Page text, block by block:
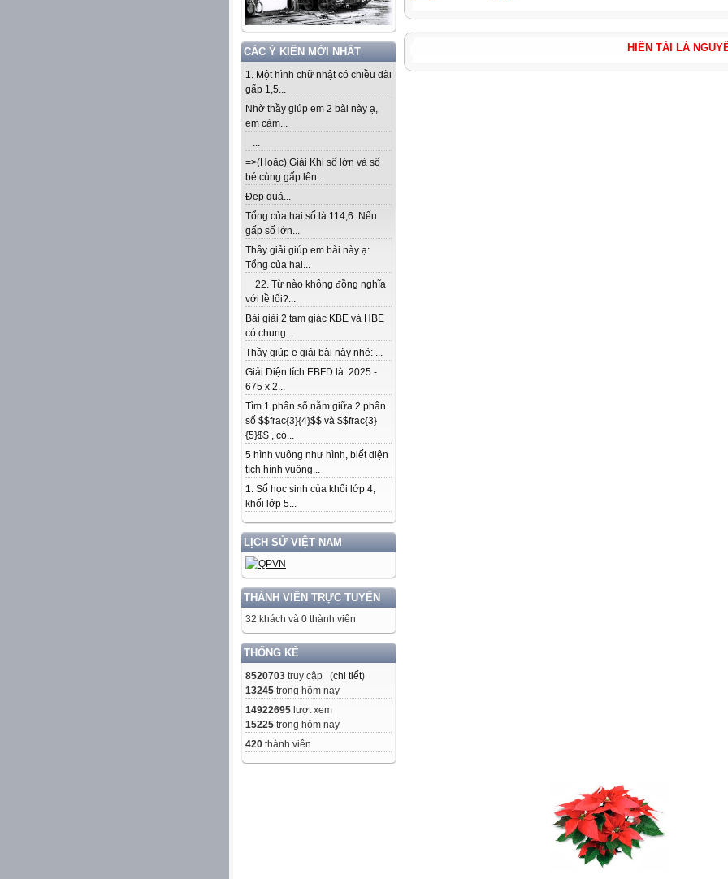
CÁC Ý KIẾN MỚI NHẤT
1. Một hình chữ nhật có chiều dài
gấp 1,5...
Nhờ thầy giúp em 2 bài này ạ,
em cảm...
...
=>(Hoặc) Giải Khi số lớn và số
bé cùng gấp lên...
Đẹp quá...
Tổng của hai số là 114,6. Nếu
gấp số lớn...
Thầy giải giúp em bài này ạ:
Tổng của hai...
22. Từ nào không đồng nghĩa
với lề lối?...
Bài giải 2 tam giác KBE và HBE
có chung...
Thầy giúp e giải bài này nhé: ...
Giải Diện tích EBFD là: 2025 -
675 x 2...
Tìm 1 phân số nằm giữa 2 phân
số $$frac{3}{4}$$ và $$frac{3}
{5}$$ , có...
5 hình vuông như hình, biết diện
tích hình vuông...
1. Số học sinh của khối lớp 4,
khối lớp 5...
LỊCH SỬ VIỆT NAM
THÀNH VIÊN TRỰC TUYẾN
32 khách và 0 thành viên
THỐNG KÊ
8520703 truy cập (chi tiết)
13245 trong hôm nay
14922695 lượt xem
15225 trong hôm nay
420 thành viên
HIỀN TÀI LÀ